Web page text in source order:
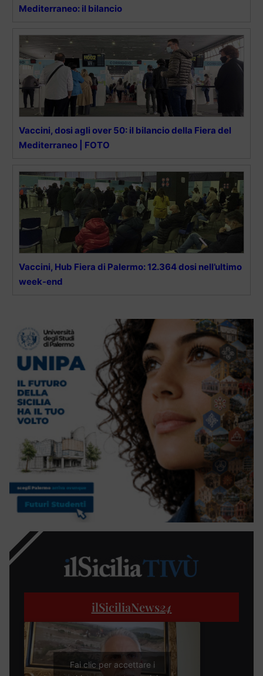
Mediterraneo: il bilancio
Vaccini, dosi agli over 50: il bilancio della Fiera del
Mediterraneo | FOTO
Vaccini, Hub Fiera di Palermo: 12.364 dosi nell’ultimo
week-end
ilSiciliaNews24
Fai clic per accettare i